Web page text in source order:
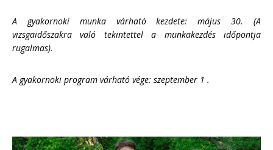
A gyakornoki munka várható kezdete: május 30. (A
vizsgaidőszakra való tekintettel a munkakezdés időpontja
rugalmas).
A gyakornoki program várható vége: szeptember 1 .